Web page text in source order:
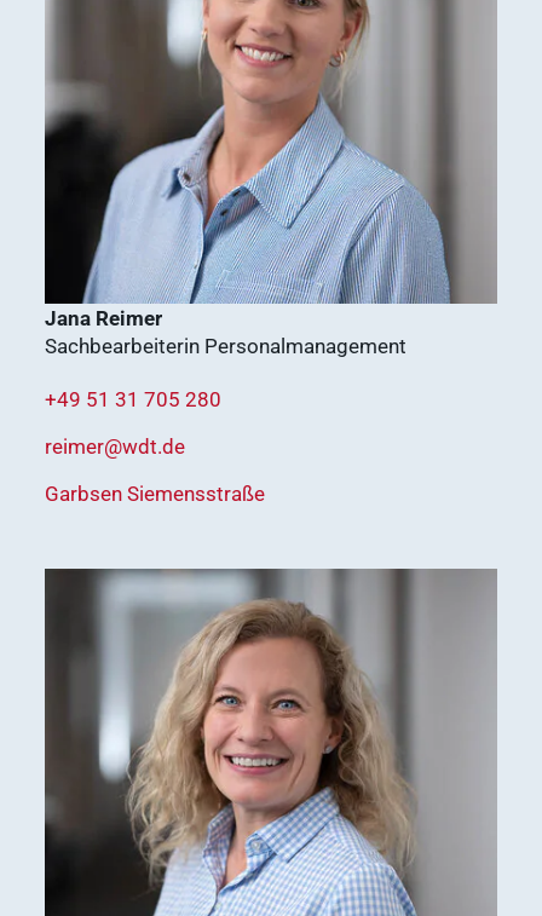
Ergebnisse
anzeigen
Mitgliedschaft
Ergebnisse
anzeigen
Nachhaltigkeit
Ergebnisse
WDT Info
anzeigen
vetsoft.one
vetat.work
basics4vets
Jana Reimer
Sachbearbeiterin Personalmanagement
+49 51 31 705 280
reimer@wdt.de
Garbsen Siemensstraße